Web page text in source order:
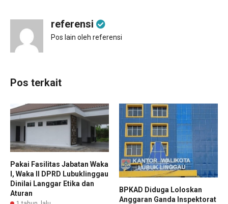
referensi
Pos lain oleh referensi
Pos terkait
Pakai Fasilitas Jabatan Waka
I, Waka II DPRD Lubuklinggau
Dinilai Langgar Etika dan
Aturan
BPKAD Diduga Loloskan
Anggaran Ganda Inspektorat